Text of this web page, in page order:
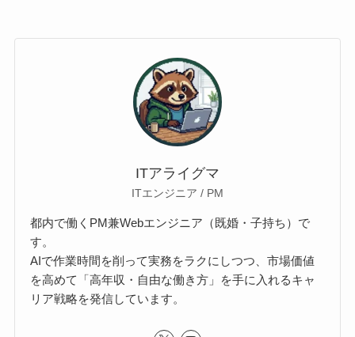
ITアライグマ
ITエンジニア / PM
都内で働くPM兼Webエンジニア（既婚・子持ち）で
す。
AIで作業時間を削って実務をラクにしつつ、市場価値
を高めて「高年収・自由な働き方」を手に入れるキャ
リア戦略を発信しています。